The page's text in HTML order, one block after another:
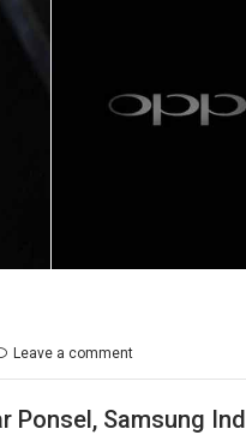
Leave a comment
Ponsel, Samsung